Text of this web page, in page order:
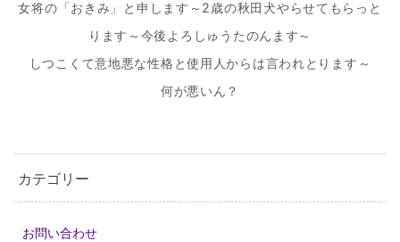
女将の「おきみ」と申します～2歳の秋田犬やらせてもらっと
ります～今後よろしゅうたのんます～
しつこくて意地悪な性格と使用人からは言われとります～
何が悪いん？
カテゴリー
お問い合わせ